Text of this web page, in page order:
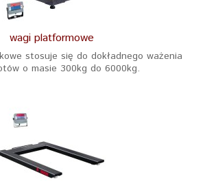
wagi platformowe
stosuje się do dokładnego ważenia
o masie 300kg do 6000kg.